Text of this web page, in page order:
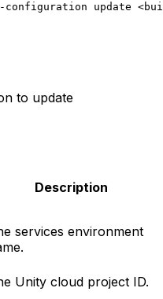
configuration update
to update
Description
services environment
Unity cloud project ID.